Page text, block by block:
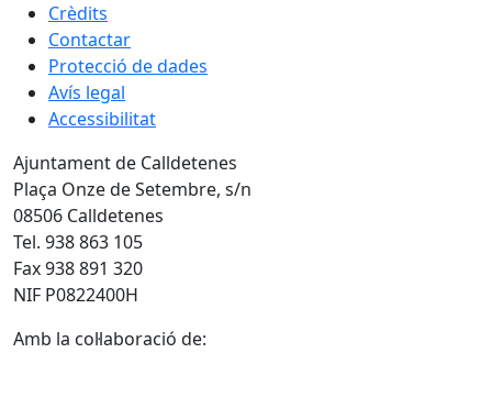
Crèdits
Contactar
Protecció de dades
Avís legal
Accessibilitat
Ajuntament de Calldetenes
Plaça Onze de Setembre, s/n
08506 Calldetenes
Tel. 938 863 105
Fax 938 891 320
NIF P0822400H
Amb la col·laboració de: